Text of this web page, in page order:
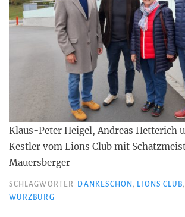
Klaus-Peter Heigel, Andreas Hetterich
Kestler vom Lions Club mit
Mauersberger
SCHLAGWÖRTER DANKESCHÖN , LIONS CLUB
WÜRZBURG